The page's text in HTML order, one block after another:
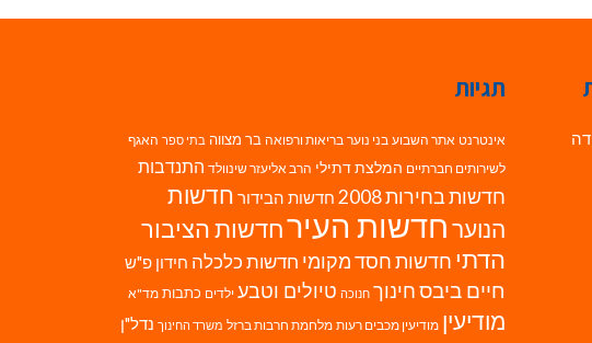
תגיות
אינטרנט אתר השבוע בני נוער בריאות ורפואה בר מצווה בתי ספר האגף
לשירותים חברתיים המלצת דתילי הרב אליעזר שינוולד התנדבות
חדשות בחירות 2008 חדשות הבידור חדשות
הנוערחדשות העירחדשות הציבור
הדתי חדשות חסד מקומי חדשות כלכלה חידון פ"ש
חיים ביבסחינוך חנוכה טיולים וטבע ילדים כתבות מד"א
מודיעין מודיעין מכבים רעות מלחמת חרבות ברזל משרד החינוך נדל"ן